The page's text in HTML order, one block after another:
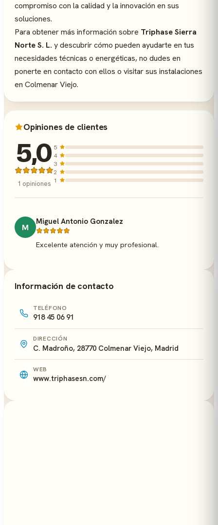
compromiso con la calidad y la innovación en sus
soluciones.
Para obtener más información sobre Triphase Sierra
Norte S. L. y descubrir cómo pueden ayudarte en tus
necesidades técnicas o energéticas, no dudes en
ponerte en contacto con ellos o visitar sus instalaciones
en Colmenar Viejo.
Opiniones de clientes
5,0
1 opiniones
5
4
3
2
1
M
Miguel Antonio Gonzalez
Excelente atención y muy profesional.
Información de contacto
TELÉFONO
918 45 06 91
DIRECCIÓN
C. Madroño, 28770 Colmenar Viejo, Madrid
WEB
www.triphasesn.com/